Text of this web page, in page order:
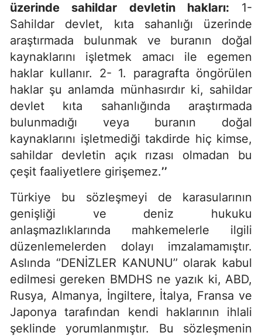
üzerinde sahildar devletin hakları: 1-
Sahildar devlet, kıta sahanlığı üzerinde
araştırmada bulunmak ve buranın doğal
kaynaklarını işletmek amacı ile egemen
haklar kullanır. 2- 1. paragrafta öngörülen
haklar şu anlamda münhasırdır ki, sahildar
devlet kıta sahanlığında araştırmada
bulunmadığı veya buranın doğal
kaynaklarını işletmediği takdirde hiç kimse,
sahildar devletin açık rızası olmadan bu
çeşit faaliyetlere girişemez.’’
Türkiye bu sözleşmeyi de karasularının
genişliği ve deniz hukuku
anlaşmazlıklarında mahkemelerle ilgili
düzenlemelerden dolayı imzalamamıştır.
Aslında ‘’DENİZLER KANUNU’’ olarak kabul
edilmesi gereken BMDHS ne yazık ki, ABD,
Rusya, Almanya, İngiltere, İtalya, Fransa ve
Japonya tarafından kendi haklarının ihlali
şeklinde yorumlanmıştır. Bu sözleşmenin